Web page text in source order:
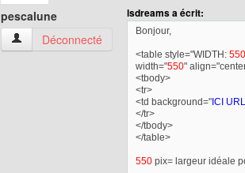
pescalune
pescalune Voir le profil de l'utilisateur
Déconnecté
lsdreams a écrit:
Bonjour,
<table style="WIDTH: 550
width="550"
<tbody>
<tr>
<td background=" ICI
</tr>
</tbody>
</table>
550 pix= largeur idéale